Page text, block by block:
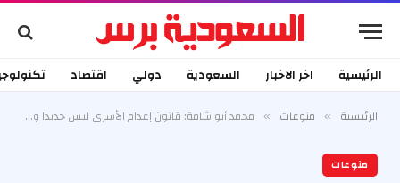
الرئيسية اخر الاخبار السعودية دولي اقتصاد
الرئيسية » منوعات » محمد أبو شامة: قانون إعدام الأسرى ليس جديدا ويستخدم أداة دعائية وسياسية
منوعات